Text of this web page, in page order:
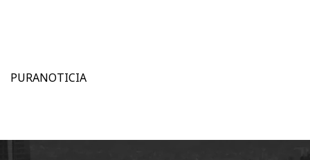
PURANOTICIA